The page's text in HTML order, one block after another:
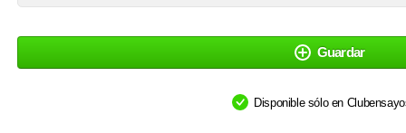
Guardar
Disponible sólo en